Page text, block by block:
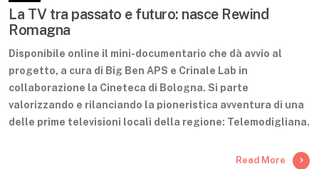
La TV tra passato e futuro: nasce Rewind
Romagna
Disponibile online il mini-documentario che dà avvio al
progetto, a cura di Big Ben APS e Crinale Lab in
collaborazione la Cineteca di Bologna. Si parte
valorizzando e rilanciando la pioneristica avventura di una
delle prime televisioni locali della regione: Telemodigliana.
Read More